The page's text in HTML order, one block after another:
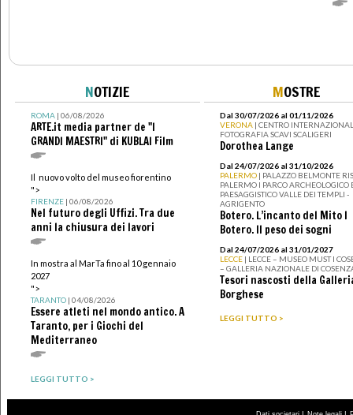
NOTIZIE
ROMA| 06/08/2026
ARTE.it media partner de "I
GRANDI MAESTRI" di KUBLAI Film
Il nuovo volto del museo fiorentino
">
FIRENZE| 06/08/2026
Nel futuro degli Uffizi. Tra due
anni la chiusura dei lavori
In mostra al MarTa fino al 10 gennaio
2027
">
TARANTO| 04/08/2026
Essere atleti nel mondo antico. A
Taranto, per i Giochi del
Mediterraneo
LEGGI TUTTO >
MOSTRE
Dal 30/07/2026 al 01/11/2026
VERONA | CENTRO
FOTOGRAFIA SCAVI SCALIGERI
Dorothea Lange
Dal 24/07/2026 al 31/10/2026
PALERMO | PALAZZO BELMONTE
PALERMO I PARCO ARCHEOLOGICO
PAESAGGISTICO VALLE DEI TEMPLI -
AGRIGENTO
Botero. L’incanto del Mito I
Botero. Il peso dei sogni
Dal 24/07/2026 al 31/01/2027
LECCE | LECCE – MUSEO MUST I
– GALLERIA NAZIONALE DI
Tesori nascosti della
Borghese
LEGGI TUTTO >